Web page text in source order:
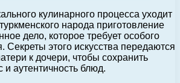
кулинарного процесса уходит
народа приготовление
дело, которое требует особого
Секреты этого искусства передаются
к дочери, чтобы сохранить
аутентичность блюд.